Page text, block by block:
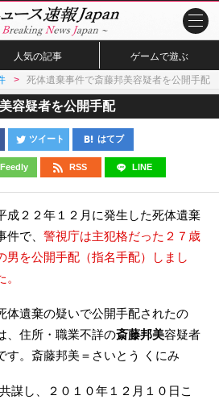
人気の記事 ゲームで遊ぶ
死体遺棄事件で斎藤邦美容疑者を公開手配
容疑者を公開手配
ツイート はてブ
Feedly RSS LINE
成２２年１２月に発生した死体遺棄
件で、 警視庁は主犯格だった２７歳
男を公開手配（指名手配）しまし
。
体遺棄の疑いで公開手配されたの
、住所・職業不詳の斎藤邦美容疑者
す。斎藤邦美＝さいとう くにみ
謀し、２０１０年１２月１０日こ